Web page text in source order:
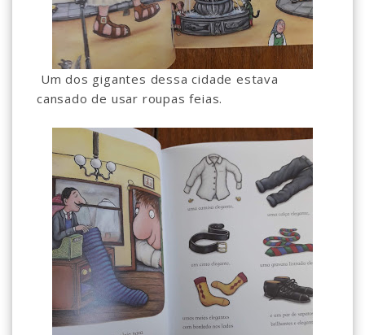
Um dos gigantes dessa cidade estava
cansado de usar roupas feias.